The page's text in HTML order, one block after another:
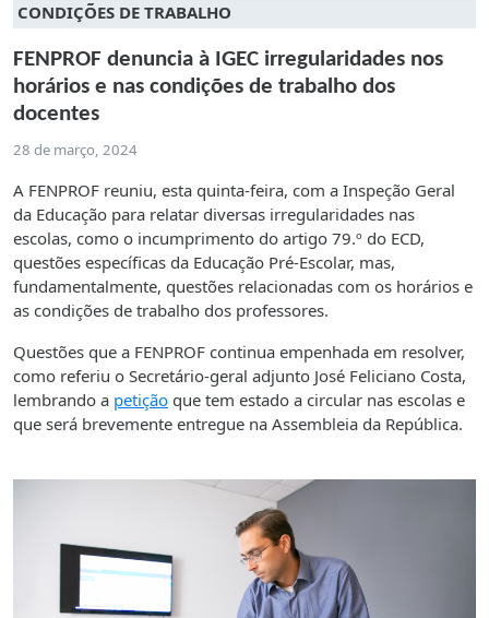
CONDIÇÕES DE TRABALHO
FENPROF denuncia à IGEC irregularidades nos
horários e nas condições de trabalho dos
docentes
28 de março, 2024
A FENPROF reuniu, esta quinta-feira, com a Inspeção Geral
da Educação para relatar diversas irregularidades nas
escolas, como o incumprimento do artigo 79.º do ECD,
questões específicas da Educação Pré-Escolar, mas,
fundamentalmente, questões relacionadas com os horários e
as condições de trabalho dos professores.
Questões que a FENPROF continua empenhada em resolver,
como referiu o Secretário-geral adjunto José Feliciano Costa,
lembrando a petição que tem estado a circular nas escolas e
que será brevemente entregue na Assembleia da República.